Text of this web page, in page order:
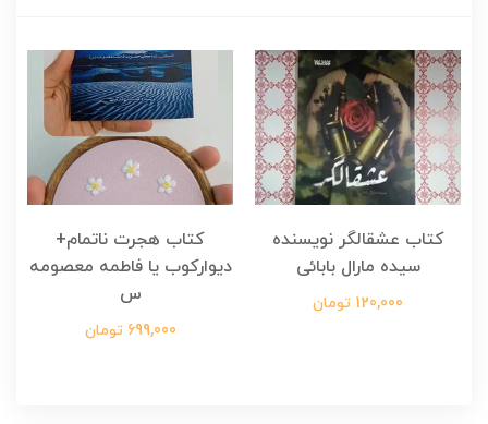
کتاب عشقالگر نویسنده
سیده مارال بابائی
120,000 تومان
کتاب هجرت ناتمام+
دیوارکوب یا فاطمه معصومه
س
699,000 تومان